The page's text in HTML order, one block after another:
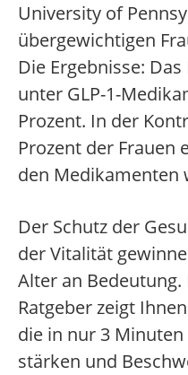
University of
übergewichtigen
Die Ergebnisse:
unter GLP-1-
Prozent. In der
Prozent der Frauen
den Medikamenten
Der Schutz der
der Vitalität
Alter an
Ratgeber zeigt
die in nur 3
stärken und